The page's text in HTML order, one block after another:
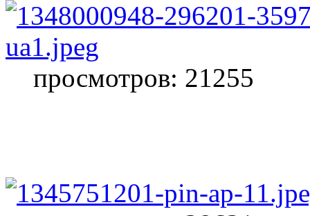
просмотров: 21255